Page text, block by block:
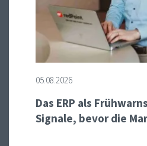
05.08.2026
Das ERP als
Signale, bevor die